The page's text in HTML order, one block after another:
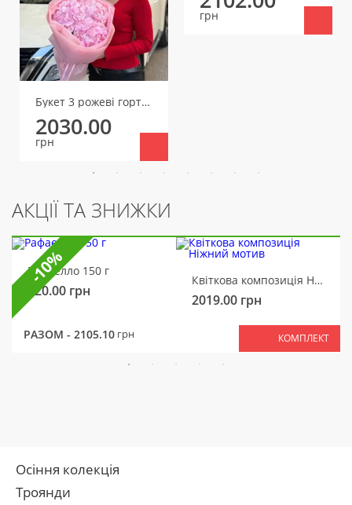
Букет 3 рожеві гортензії
2030.00
грн
грн
АКЦІЇ ТА ЗНИЖКИ
Рафаелло 150 г
320.00 грн
Квіткова композиція Ніжний мотив
2019.00 грн
РАЗОМ - 2105.10 грн КОМПЛЕКТ
-10%
Осіння колекція
Троянди